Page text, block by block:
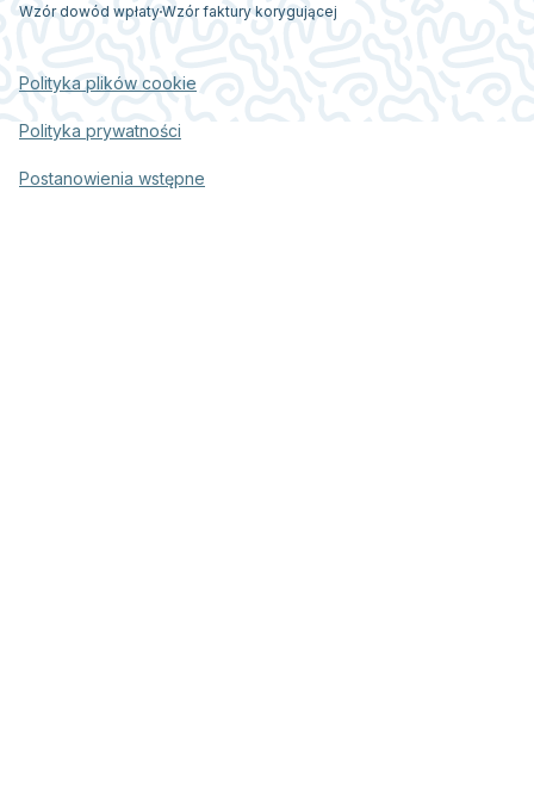
Wzór dowód wpłatyWzór faktury korygującej
Polityka plików cookie
Polityka prywatności
Postanowienia wstępne